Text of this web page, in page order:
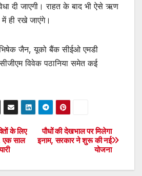
दी जाएगी। राहत के बाद भी ऐसे ऋण
ही रखे जाएंगे।
जैन, यूको बैंक सीईओ एमडी
विवेक पठानिया समेत कई
पौधों की देखभाल पर मिलेगा
इनाम, सरकार ने शुरू की नई
योजना
के लिए
एक साल